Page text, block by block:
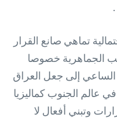
تماهي صانع القرار
الجماهرية خصوصا
الساعي إلى جعل العراق
عالم الجنوب كماليزيا
وتبني أفعال لا